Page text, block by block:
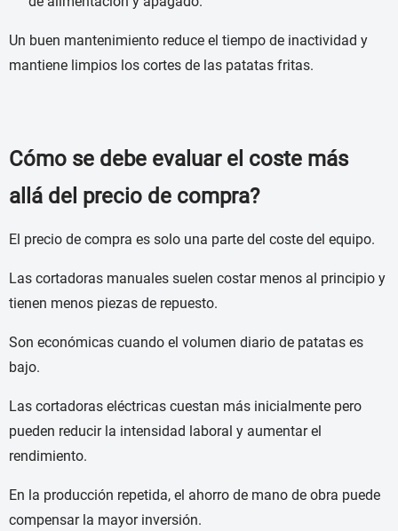
Un buen mantenimiento reduce el tiempo de inactividad y
mantiene limpios los cortes de las patatas fritas.
Cómo se debe evaluar el coste más
allá del precio de compra?
El precio de compra es solo una parte del coste del equipo.
Las cortadoras manuales suelen costar menos al principio y
tienen menos piezas de repuesto.
Son económicas cuando el volumen diario de patatas es
bajo.
Las cortadoras eléctricas cuestan más inicialmente pero
pueden reducir la intensidad laboral y aumentar el
rendimiento.
En la producción repetida, el ahorro de mano de obra puede
compensar la mayor inversión.